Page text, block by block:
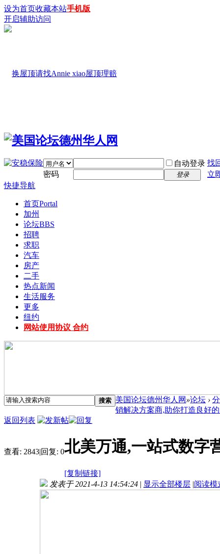
设为首页收藏本站手机版
开启辅助访问
自动登录 找
密码
登录
立
快捷导航
首页Portal
加州
论坛BBS
招聘
求职
汽车
房产
二手
热点新闻
生活服务
更多
纽约
网站使用协议 合约
搜索 美国论坛德州华人网 »论坛 ›
销解决方案商,助你打造良好
返回列表
查看: 2843|回复: 0北美万通,一站式数字
[复制链接]
发表于 2021-4-13 14:54:24 | 显示全部楼层 |阅读模